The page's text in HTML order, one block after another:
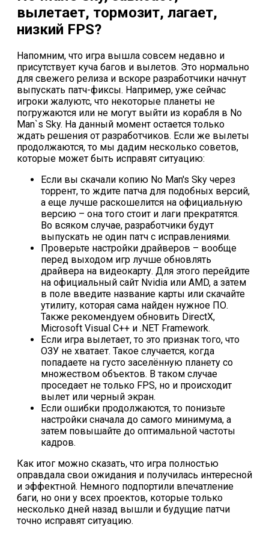
вылетает, тормозит, лагает,
низкий FPS?
Напомним, что игра вышла совсем недавно и
присутствует куча багов и вылетов. Это нормально
для свежего релиза и вскоре разработчики начнут
выпускать патч-фиксы. Например, уже сейчас
игроки жалуютс, что некоторые планеты не
погружаются или не могут выйти из корабля в No
Man`s Sky. На данный момент остается только
ждать решения от разработчиков. Если же вылеты
продолжаются, то мы дадим несколько советов,
которые может быть исправят ситуацию:
Если вы скачали копию No Man's Sky через
торрент, то ждите патча для подобных версий,
а еще лучше раскошелится на официальную
версию – она того стоит и лаги прекратятся.
Во всяком случае, разработчики будут
выпускать не один патч с исправлениями.
Проверьте настройки драйверов – вообще
перед выходом игр лучше обновлять
драйвера на видеокарту. Для этого перейдите
на официальный сайт Nvidia или AMD, а затем
в поле введите название карты или скачайте
утилиту, которая сама найден нужное ПО.
Также рекомендуем обновить DirectX,
Microsoft Visual C++ и .NET Framework.
Если игра вылетает, то это признак того, что
ОЗУ не хватает. Такое случается, когда
попадаете на густо заселённую планету со
множеством объектов. В таком случае
проседает не только FPS, но и происходит
вылет или черный экран.
Если ошибки продолжаются, то понизьте
настройки сначала до самого минимума, а
затем повышайте до оптимальной частоты
кадров.
Как итог можно сказать, что игра полностью
оправдала свои ожидания и получилась интересной
и эффектной. Немного подпортили впечатление
баги, но они у всех проектов, которые только
несколько дней назад вышли и будущие патчи
точно исправят ситуацию.